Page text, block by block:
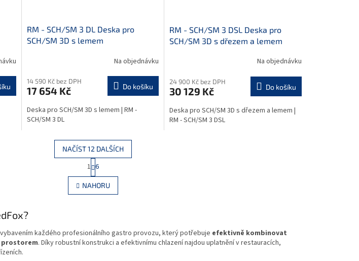
RM - SCH/SM 3 DL Deska pro
SCH/SM 3D s lemem
Na objednávku
14 590 Kč bez DPH
17 654 Kč Do košíku
Deska pro SCH/SM 3D s lemem | RM -
SCH/SM 3 DL
RM - SCH/SM 3 DSL Deska pro
SCH/SM 3D s dřezem a lemem
Na objednávku
24 900 Kč bez DPH
30 129 Kč Do košíku
Deska pro SCH/SM 3D s dřezem a lemem |
RM - SCH/SM 3 DSL
O
v
l
c
í
p
NAČÍST 12 DALŠÍCH
S
t
r
á
n
á
n
í
1 6
NAHORU
každého profesionálního gastro provozu, který potřebuje efektivně kombinovat
prostorem. Díky robustní konstrukci a efektivnímu chlazení najdou uplatnění v restauracích,